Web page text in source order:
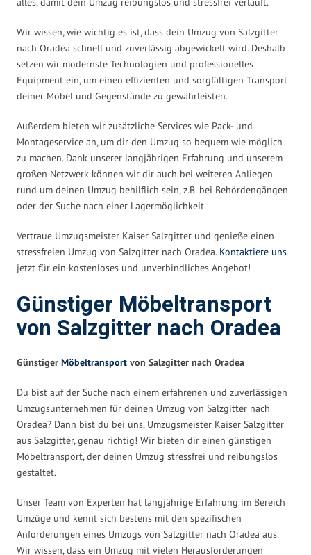
Wir wissen, wie wichtig es ist, dass dein Umzug von Salzgitter
nach Oradea schnell und zuverlässig abgewickelt wird. Deshalb
setzen wir modernste Technologien und professionelles
Equipment ein, um einen effizienten und sorgfältigen Transport
deiner Möbel und Gegenstände zu gewährleisten.
Außerdem bieten wir zusätzliche Services wie Pack- und
Montageservice an, um dir den Umzug so bequem wie möglich
zu machen. Dank unserer langjährigen Erfahrung und unserem
großen Netzwerk können wir dir auch bei weiteren Anliegen
rund um deinen Umzug behilflich sein, z.B. bei Behördengängen
oder der Suche nach einer Lagermöglichkeit.
Vertraue Umzugsmeister Kaiser Salzgitter und genieße einen
stressfreien Umzug von Salzgitter nach Oradea. Kontaktiere uns
jetzt für ein kostenloses und unverbindliches Angebot!
Günstiger Möbeltransport
von Salzgitter nach Oradea
Günstiger Möbeltransport von Salzgitter nach Oradea
Du bist auf der Suche nach einem erfahrenen und zuverlässigen
Umzugsunternehmen für deinen Umzug von Salzgitter nach
Oradea? Dann bist du bei uns, Umzugsmeister Kaiser Salzgitter
aus Salzgitter, genau richtig! Wir bieten dir einen günstigen
Möbeltransport, der deinen Umzug stressfrei und reibungslos
gestaltet.
Unser Team von Experten hat langjährige Erfahrung im Bereich
Umzüge und kennt sich bestens mit den spezifischen
Anforderungen eines Umzugs von Salzgitter nach Oradea aus.
Wir wissen, dass ein Umzug mit vielen Herausforderungen